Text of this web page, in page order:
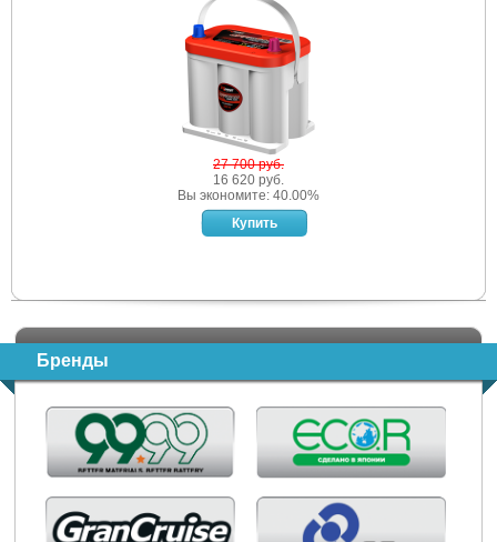
27 700 руб.
16 620 руб.
Вы экономите: 40.00%
Бренды